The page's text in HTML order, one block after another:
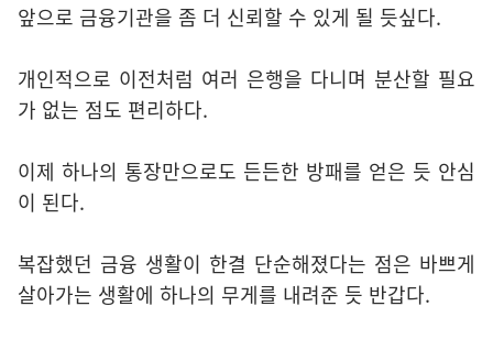
앞으로 금융기관을 좀 더 신뢰할 수 있게 될 듯싶다.
개인적으로 이전처럼 여러 은행을 다니며 분산할 필요
가 없는 점도 편리하다.
이제 하나의 통장만으로도 든든한 방패를 얻은 듯 안심
이 된다.
복잡했던 금융 생활이 한결 단순해졌다는 점은 바쁘게
살아가는 생활에 하나의 무게를 내려준 듯 반갑다.